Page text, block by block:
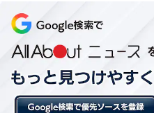
ハイセンス「55E7N」